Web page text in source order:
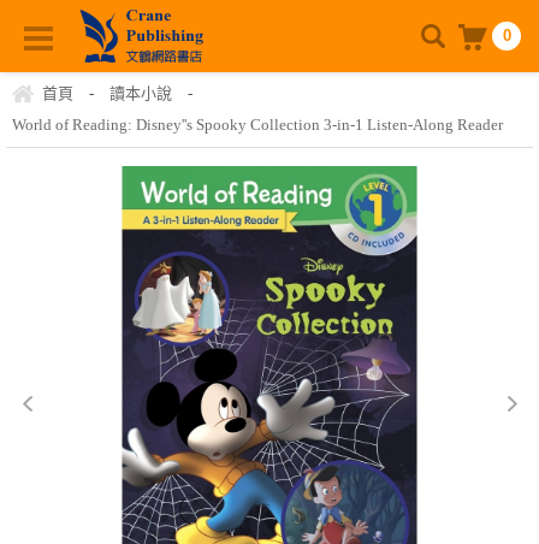
0
首頁 - 讀本小說
-
World of Reading: Disney''s Spooky Collection 3-in-1 Listen-Along Reader